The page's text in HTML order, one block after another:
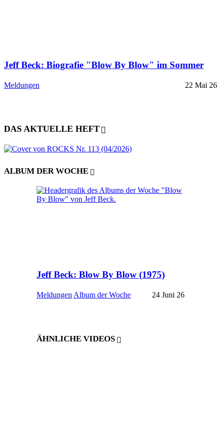
Jeff Beck: Biografie "Blow By Blow" im Sommer
Meldungen 22 Mai 26
DAS AKTUELLE HEFT
ALBUM DER WOCHE
Jeff Beck: Blow By Blow (1975)
Meldungen Album der Woche 24 Juni 26
ÄHNLICHE VIDEOS